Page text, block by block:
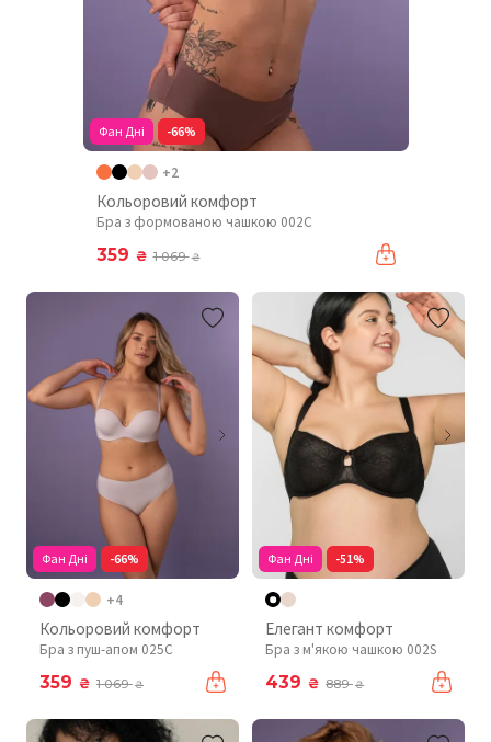
Фан Дні -66%
+2
Кольоровий комфорт
Бра з формованою чашкою 002C
359 ₴ 1 069₴
Фан Дні -66%
+4
Кольоровий комфорт
Бра з пуш-апом 025C
359 ₴ 1 069₴
Фан Дні -51%
Елегант комфорт
Бра з м'якою чашкою 002S
439 ₴ 889₴